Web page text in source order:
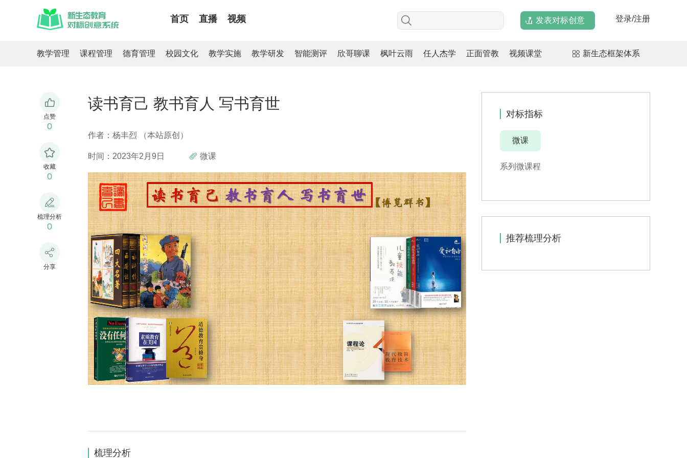
教学管理 课程管理 德育管理 校园文化 教学实施 教学研发 智能测评 欣哥聊课 枫叶云雨 任人杰学 正面管教 视频课堂 新生态框架体系
首页 直播 视频 发表对标创意 登录/注册
点赞
0
收藏
0
梳理分析
0
分享
读书育己 教书育人 写书育世
作者：杨丰烈 （本站原创）
时间：2023年2月9日 微课
梳理分析
对标指标
微课
系列微课程
推荐梳理分析